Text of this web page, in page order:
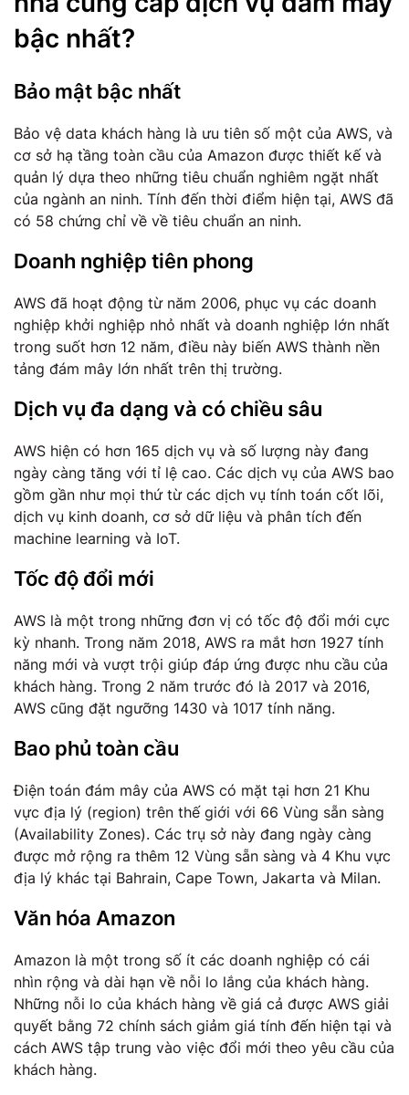
bậc nhất?
Bảo mật bậc nhất
Bảo vệ data khách hàng là ưu tiên số một của AWS, và
cơ sở hạ tầng toàn cầu của Amazon được thiết kế và
quản lý dựa theo những tiêu chuẩn nghiêm ngặt nhất
của ngành an ninh. Tính đến thời điểm hiện tại, AWS đã
có 58 chứng chỉ về về tiêu chuẩn an ninh.
Doanh nghiệp tiên phong
AWS đã hoạt động từ năm 2006, phục vụ các doanh
nghiệp khởi nghiệp nhỏ nhất và doanh nghiệp lớn nhất
trong suốt hơn 12 năm, điều này biến AWS thành nền
tảng đám mây lớn nhất trên thị trường.
Dịch vụ đa dạng và có chiều sâu
AWS hiện có hơn 165 dịch vụ và số lượng này đang
ngày càng tăng với tỉ lệ cao. Các dịch vụ của AWS bao
gồm gần như mọi thứ từ các dịch vụ tính toán cốt lõi,
dịch vụ kinh doanh, cơ sở dữ liệu và phân tích đến
machine learning và IoT.
Tốc độ đổi mới
AWS là một trong những đơn vị có tốc độ đổi mới cực
kỳ nhanh. Trong năm 2018, AWS ra mắt hơn 1927 tính
năng mới và vượt trội giúp đáp ứng được nhu cầu của
khách hàng. Trong 2 năm trước đó là 2017 và 2016,
AWS cũng đặt ngưỡng 1430 và 1017 tính năng.
Bao phủ toàn cầu
Điện toán đám mây của AWS có mặt tại hơn 21 Khu
vực địa lý (region) trên thế giới với 66 Vùng sẵn sàng
(Availability Zones). Các trụ sở này đang ngày càng
được mở rộng ra thêm 12 Vùng sẵn sàng và 4 Khu vực
địa lý khác tại Bahrain, Cape Town, Jakarta và Milan.
Văn hóa Amazon
Amazon là một trong số ít các doanh nghiệp có cái
nhìn rộng và dài hạn về nỗi lo lắng của khách hàng.
Những nỗi lo của khách hàng về giá cả được AWS giải
quyết bằng 72 chính sách giảm giá tính đến hiện tại và
cách AWS tập trung vào việc đổi mới theo yêu cầu của
khách hàng.